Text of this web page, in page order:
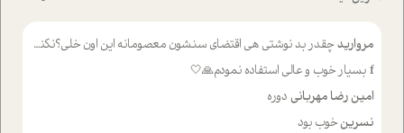
مروارید چقدر بد نوشتی هی اقتضای سنشون معصومانه این اون خلی؟نکنه تا چهل سالگی پوشکت میکردن و شیر میخوردی که به اینا میگی کودک
f بسیار خوب و عالی استفاده نمودم🙏🤍
امین رضا مهربانی دوره
نسرینخوب بود